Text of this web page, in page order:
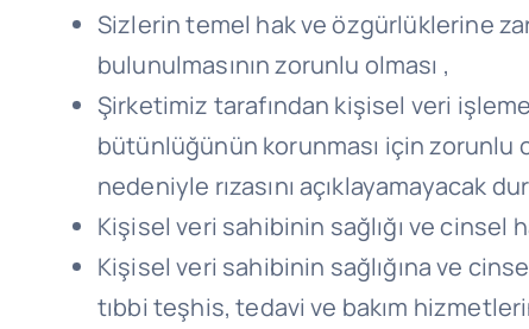
Sizlerin temel hak ve özgürlüklerine
bulunulmasının zorunlu olması ,
Şirketimiz tarafından kişisel veri
bütünlüğünün korunması için zorunlu
nedeniyle rızasını açıklayamayacak
Kişisel veri sahibinin sağlığı ve cinsel
Kişisel veri sahibinin sağlığına ve
tıbbi teşhis, tedavi ve bakım